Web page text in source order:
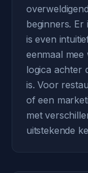
beginners. Er
is even
eenmaal
logica achter
is. Voor
of een
met
uitstekende